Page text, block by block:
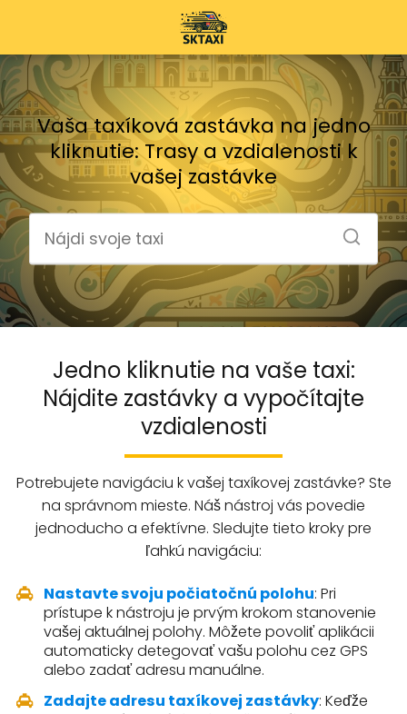
Vaša taxíková zastávka na jedno
kliknutie: Trasy a vzdialenosti k
vašej zastávke
Jedno kliknutie na vaše taxi:
Nájdite zastávky a vypočítajte
vzdialenosti
Potrebujete navigáciu k vašej taxíkovej zastávke? Ste
na správnom mieste. Náš nástroj vás povedie
jednoducho a efektívne. Sledujte tieto kroky pre
ľahkú navigáciu:
Nastavte svoju počiatočnú polohu: Pri
prístupe k nástroju je prvým krokom stanovenie
vašej aktuálnej polohy. Môžete povoliť aplikácii
automaticky detegovať vašu polohu cez GPS
alebo zadať adresu manuálne.
Zadajte adresu taxíkovej zastávky: Keďže